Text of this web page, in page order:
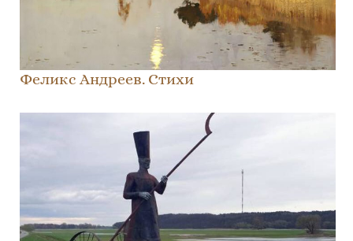
Феликс Андреев. Стихи